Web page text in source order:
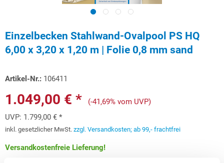
Einzelbecken Stahlwand-Ovalpool PS HQ
6,00 x 3,20 x 1,20 m | Folie 0,8 mm sand
Artikel-Nr.: 106411
1.049,00 € *
(-41,69% vom UVP)
UVP: 1.799,00 € *
inkl. gesetzlicher MwSt. zzgl. Versandkosten; ab 99,- frachtfrei
Versandkostenfreie Lieferung!